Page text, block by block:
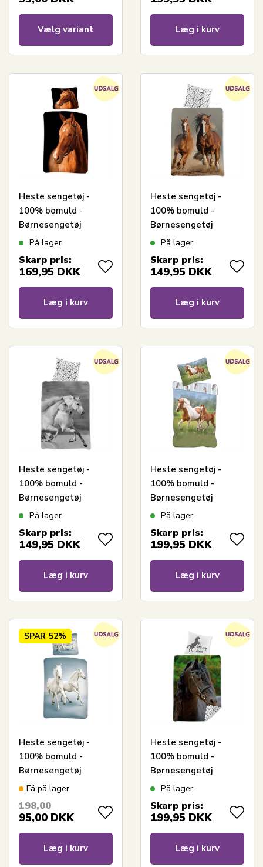
Vælg variant Læg i kurv
Heste sengetøj -
100% bomuld -
Børnesengetøj
140x200 cm - Brun
baggrund
På lager
Skarp pris:
169,95 DKK
Læg i kurv
Heste sengetøj -
100% bomuld -
Børnesengetøj
140x200 cm - Brune
På lager
Skarp pris:
149,95 DKK
Læg i kurv
Heste sengetøj -
100% bomuld -
Børnesengetøj
140x200 cm -
På lager
Skarp pris:
149,95 DKK
Læg i kurv
Heste sengetøj -
100% bomuld -
Børnesengetøj
140x200 cm - Hest og
På lager
Skarp pris:
199,95 DKK
Læg i kurv
SPAR 52%
Heste sengetøj -
100% bomuld -
Børnesengetøj
140x200 cm - Hvide
Få på lager
198,00
95,00 DKK
Læg i kurv
Heste sengetøj -
100% bomuld -
Børnesengetøj
140x200 cm - I Love
På lager
Skarp pris:
199,95 DKK
Læg i kurv